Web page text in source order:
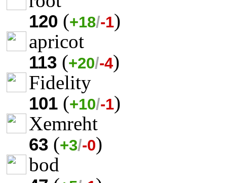
120 (+18/-1)
apricot
113 (+20/-4)
Fidelity
101 (+10/-1)
Xemreht
63 (+3/-0)
bod